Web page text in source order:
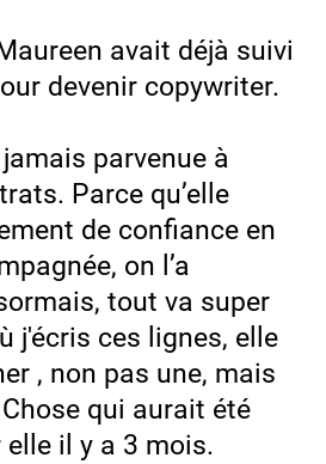
avait déjà suivi
devenir copywriter.
parvenue à
Parce qu’elle
de confiance en
on l’a
tout va super
j'écris ces lignes, elle
, non pas une, mais
qui aurait été
il y a 3 mois.